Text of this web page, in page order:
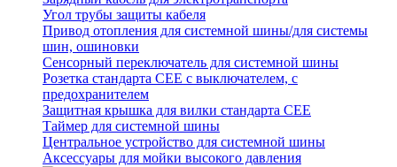
Угол трубы защиты кабеля
Привод отопления для системной шины/для системы
шин, ошиновки
Сенсорный переключатель для системной шины
Розетка стандарта СЕЕ с выключателем, с
предохранителем
Защитная крышка для вилки стандарта CEE
Таймер для системной шины
Центральное устройство для системной шины
Аксессуары для мойки высокого давления